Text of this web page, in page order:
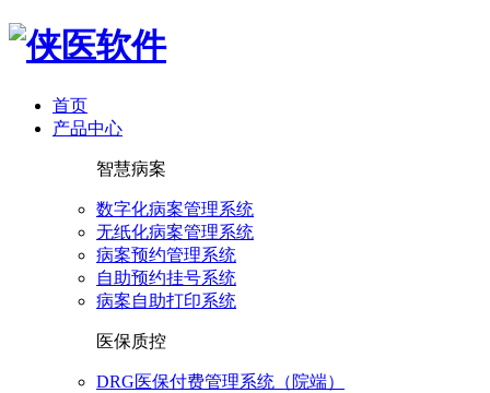
首页
产品中心
智慧病案
数字化病案管理系统
无纸化病案管理系统
病案预约管理系统
自助预约挂号系统
病案自助打印系统
医保质控
DRG医保付费管理系统（院端）